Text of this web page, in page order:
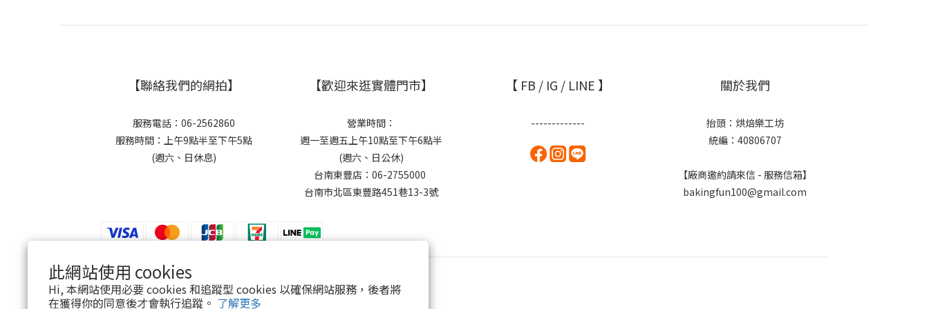
此網站使用 cookies
Hi, 本網站使用必要 cookies 和追蹤型 cookies 以確保網站服務，後者將
在獲得你的同意後才會執行追蹤。 了解更多
【聯絡我們的網拍】
服務電話：06-2562860
服務時間：上午9點半至下午5點
(週六、日休息)
【歡迎來逛實體門市】
營業時間：
週一至週五上午10點至下午6點半
(週六、日公休)
台南東豐店：06-2755000
台南市北區東豐路451巷13-3號
【 FB / IG / LINE 】
-------------
關於我們
抬頭：烘焙樂工坊
統編：40806707
【廠商邀約請來信 - 服務信箱】
bakingfun100@gmail.com
$TWD 繁體中文